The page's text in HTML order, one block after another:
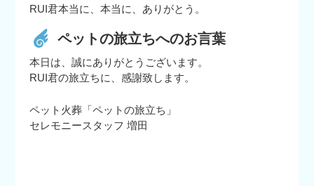
RUI君本当に、本当に、ありがとう。
ペットの旅立ちへのお言葉
本日は、誠にありがとうございます。
RUI君の旅立ちに、感謝致します。
ペット火葬「ペットの旅立ち」
セレモニースタッフ 増田